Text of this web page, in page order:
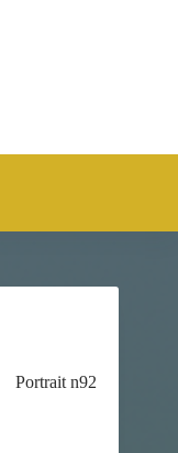
Portrait n92